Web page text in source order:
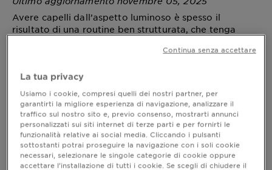
Avere capelli dall’aspetto luminoso è spesso il
risultato di una routine ben strutturata, che tenga
Non basta affidarsi a uno shampoo generico o a un
routine completa richiede attenzione, costanza e
prodotti mirati. Ogni tipologia di capello, liscio o
riccio, ha caratteristiche uniche che meritano una
routine personalizzata, articolata in più fasi.
Scopriamo insieme in quest’articolo come impostare
al meglio la propria routine quotidiana e quali sono i
prodotti ideali da inserire, pensati per tipologia di
capello.
La tua privacy
Usiamo i cookie, compresi quelli dei nostri partner, per
garantirti la migliore esperienza di navigazione, analizzare il
traffico sul nostro sito e, previo consenso, mostrarti annunci
personalizzati sui siti internet di terze parti e per fornirti le
funzionalità relative ai social media. Cliccando i pulsanti
sottostanti potrai proseguire la navigazione con i soli cookie
necessari, selezionare le singole categorie di cookie oppure
accettare l’installazione di tutti i cookie. Se scegli di chiudere il
Continua senza accettare